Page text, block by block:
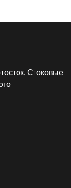
Стоковые